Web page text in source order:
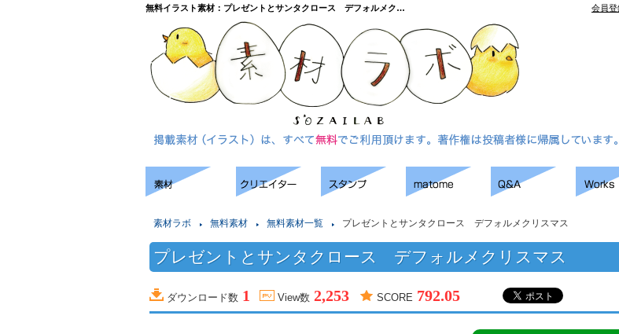
無料イラスト素材：プレゼントとサンタクロース デフォルメク… 会員登
素材ラボ 無料素材 無料素材一覧 プレゼントとサンタクロース デフォルメクリスマス
プレゼントとサンタクロース デフォルメクリスマス
ダウンロード数 1 View数 2,253 SCORE 792.05